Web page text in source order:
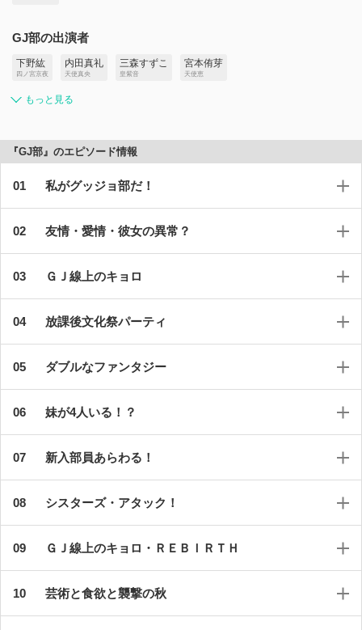
GJ部の出演者
下野紘
四ノ宮京夜
内田真礼
天使真央
三森すずこ
皇紫音
宮本侑芽
天使恵
もっと見る
『GJ部』のエピソード情報
私がグッジョ部だ！
友情・愛情・彼女の異常？
ＧＪ線上のキョロ
放課後文化祭パーティ
ダブルなファンタジー
妹が4人いる！？
新入部員あらわる！
シスターズ・アタック！
ＧＪ線上のキョロ・ＲＥＢＩＲＴＨ
芸術と食欲と襲撃の秋